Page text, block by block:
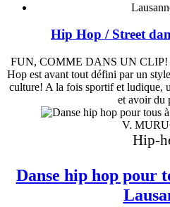
Hip Hop / Street
FUN, COMME DANS UN CLIP!
Hop est avant tout défini par un
culture! A la fois sportif et ludique,
et avoir du
V.
Hip-
Danse hip hop pour